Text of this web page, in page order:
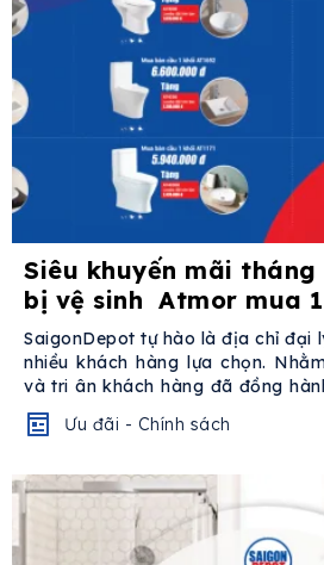
Siêu khuyến mãi
bị vệ sinh Atmor mua
SaigonDepot tự hào là địa chỉ đại
nhiều khách hàng lựa chọn.
và tri ân khách hàng đã đồng
tháng...
Ưu đãi - Chính sách